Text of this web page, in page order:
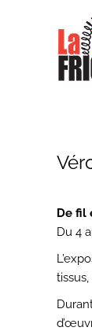
De fil
Du 4